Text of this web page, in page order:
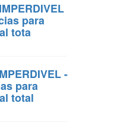
para
tota
-
para
total